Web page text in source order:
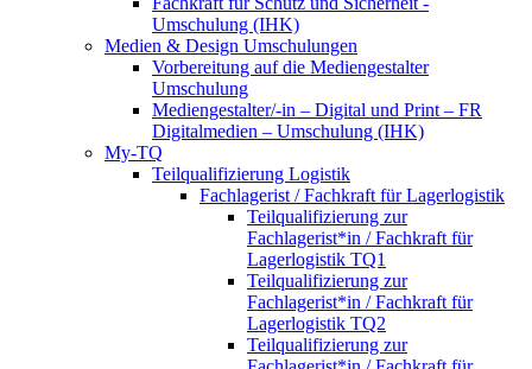
Umschulung (IHK)
Medien & Design Umschulungen
Vorbereitung auf die Mediengestalter
Umschulung
Mediengestalter/-in – Digital und Print – FR
Digitalmedien – Umschulung (IHK)
My-TQ
Teilqualifizierung Logistik
Fachlagerist / Fachkraft für Lagerlogistik
Teilqualifizierung zur
Fachlagerist*in / Fachkraft für
Lagerlogistik TQ1
Teilqualifizierung zur
Fachlagerist*in / Fachkraft für
Lagerlogistik TQ2
Teilqualifizierung zur